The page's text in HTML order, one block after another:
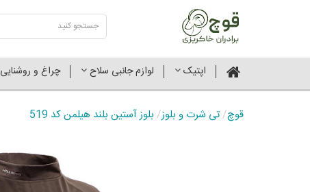
اپتیک لوازم جانبی سلاح چراغ و روشنایی
قوچ/ تی شرت و بلوز/ بلوز آستین بلند هیلمن کد 519